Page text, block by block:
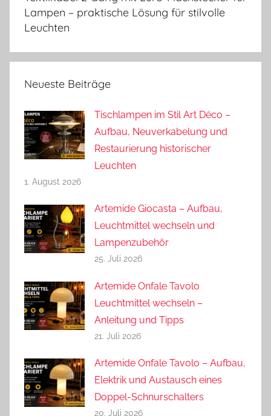
Lampen – praktische Lösung für stilvolle
Leuchten
Neueste Beiträge
Tischlampen im Stil Art Déco –
Aufbau, Neuverkabelung und
Restaurierung historischer
Leuchten
1. August 2026
Artemide Giocasta – Aufbau,
Leuchtmittel wechseln und
Lampenzubehör
25. Juli 2026
Artemide Onfale Tavolo
Leuchtmittel wechseln –
Anleitung und Tipps
21. Juli 2026
Artemide Onfale Tavolo – Aufbau,
Elektrik und Austausch eines
Doppel-Schnurschalters
20. Juli 2026